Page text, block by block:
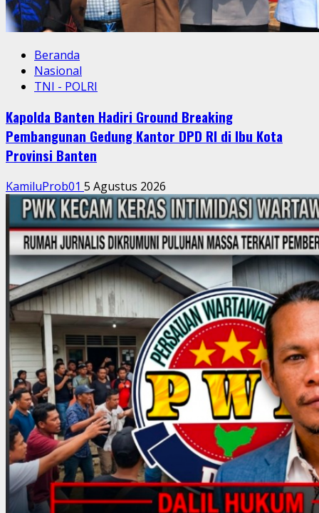
Beranda
Nasional
TNI - POLRI
Kapolda Banten Hadiri Ground Breaking
Pembangunan Gedung Kantor DPD RI di Ibu Kota
Provinsi Banten
KamiluProb01 5 Agustus 2026